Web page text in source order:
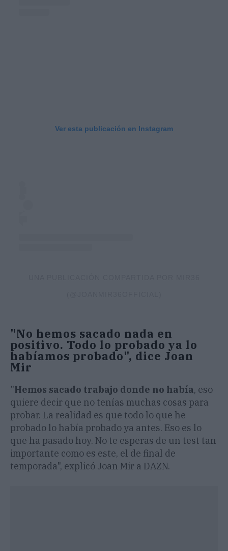
Ver esta publicación en Instagram
"No hemos sacado nada en
positivo. Todo lo probado ya lo
habíamos probado", dice Joan
Mir
"Hemos sacado trabajo donde no había, eso
quiere decir que no tenías muchas cosas para
probar. La realidad es que todo lo que he
probado lo había probado ya antes. Eso es lo
que ha pasado hoy. No te esperas de un test tan
importante como es este, el de final de
temporada", explicó Joan Mir a DAZN.